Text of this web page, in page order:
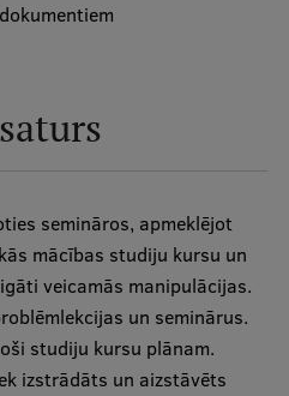
semināros, apmeklējot
mācības studiju kursu un
veicamās manipulācijas.
un seminārus.
studiju kursu plānam.
izstrādāts un aizstāvēts